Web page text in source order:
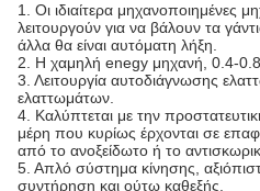
1. Οι ιδιαίτερα μηχανοποιημένες
λειτουργούν για να βάλουν τα
άλλα θα είναι αυτόματη λήξη.
2. Η χαμηλή enegy μηχανή, 0.4-0.8
3. Λειτουργία αυτοδιάγνωσης
ελαττωμάτων.
4. Καλύπτεται με την
μέρη που κυρίως έρχονται σε
από το ανοξείδωτο ή το
5. Απλό σύστημα κίνησης,
συντήρηση και ούτω καθεξής.